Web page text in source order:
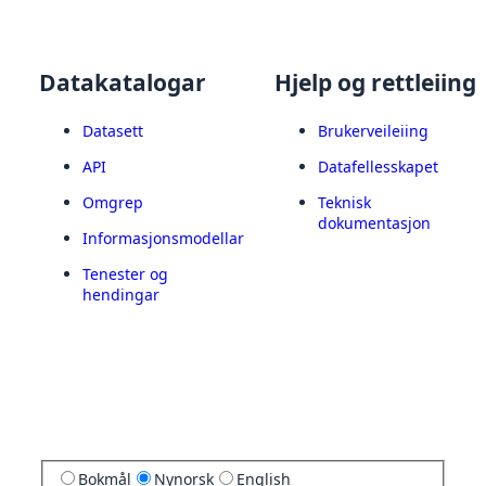
Datakatalogar
Datasett
API
Omgrep
Informasjonsmodellar
Tenester og
hendingar
Hjelp og rettleiing
Brukerveileiing
Datafellesskapet
Teknisk
dokumentasjon
Bokmål Nynorsk English